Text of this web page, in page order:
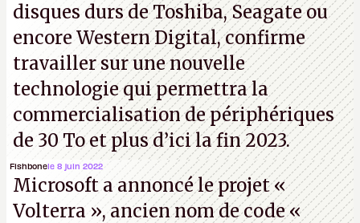
disques durs de Toshiba, Seagate ou
encore Western Digital, confirme
travailler sur une nouvelle
technologie qui permettra la
commercialisation de périphériques
de 30 To et plus d’ici la fin 2023.
Fishbonele 8 juin 2022
Microsoft a annoncé le projet «
Volterra », ancien nom de code «